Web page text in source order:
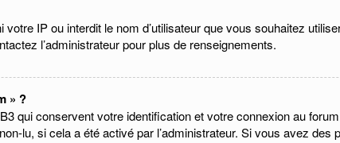
IP ou interdit le nom d’utilisateur que vous souhaitez
l’administrateur pour plus de renseignements.
» ?
qui conservent votre identification et votre connexion au
lu, si cela a été activé par l’administrateur. Si vous avez